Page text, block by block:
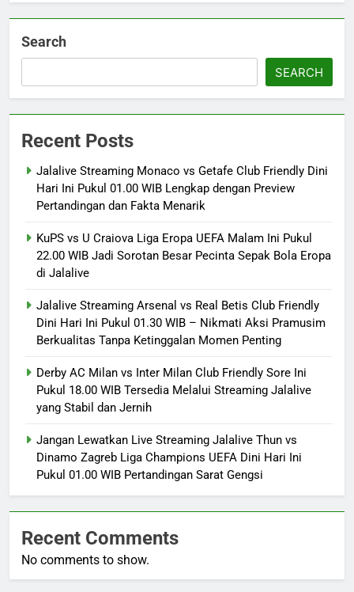
Search
SEARCH
Recent Posts
Jalalive Streaming Monaco vs Getafe Club Friendly Dini
Hari Ini Pukul 01.00 WIB Lengkap dengan Preview
Pertandingan dan Fakta Menarik
KuPS vs U Craiova Liga Eropa UEFA Malam Ini Pukul
22.00 WIB Jadi Sorotan Besar Pecinta Sepak Bola Eropa
di Jalalive
Jalalive Streaming Arsenal vs Real Betis Club Friendly
Dini Hari Ini Pukul 01.30 WIB – Nikmati Aksi Pramusim
Berkualitas Tanpa Ketinggalan Momen Penting
Derby AC Milan vs Inter Milan Club Friendly Sore Ini
Pukul 18.00 WIB Tersedia Melalui Streaming Jalalive
yang Stabil dan Jernih
Jangan Lewatkan Live Streaming Jalalive Thun vs
Dinamo Zagreb Liga Champions UEFA Dini Hari Ini
Pukul 01.00 WIB Pertandingan Sarat Gengsi
Recent Comments
No comments to show.